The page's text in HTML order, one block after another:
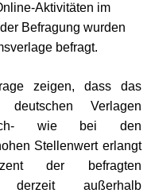
Aktivitäten im
Befragung wurden
befragt.
zeigen, dass das
deutschen Verlagen
wie bei den
Stellenwert erlangt
der befragten
derzeit außerhalb